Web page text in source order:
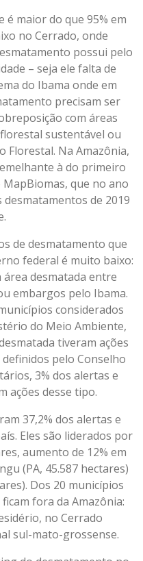
é maior do que 95% em
no Cerrado, onde
possui pelo
– seja ele falta de
do Ibama onde em
precisam ser
com áreas
sustentável ou
Florestal. Na Amazônia,
à do primeiro
que no ano
de 2019
de desmatamento que
federal é muito baixo:
área desmatada entre
embargos pelo Ibama.
considerados
do Meio Ambiente,
tiveram ações
pelo Conselho
3% dos alertas e
ações desse tipo.
37,2% dos alertas e
Eles são liderados por
aumento de 12% em
(PA, 45.587 hectares)
Dos 20 municípios
fora da Amazônia:
no Cerrado
sul-mato-grossense.